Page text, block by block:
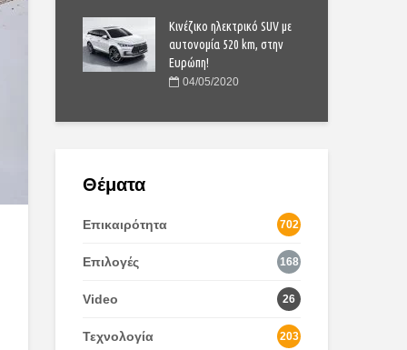
compact SUV
Κινέζικο ηλεκτρικό SUV με
αυτονομία 520 km, στην
Ευρώπη!
04/05/2020
Θέματα
Επικαιρότητα 702
Επιλογές 168
Video 26
Τεχνολογία 203